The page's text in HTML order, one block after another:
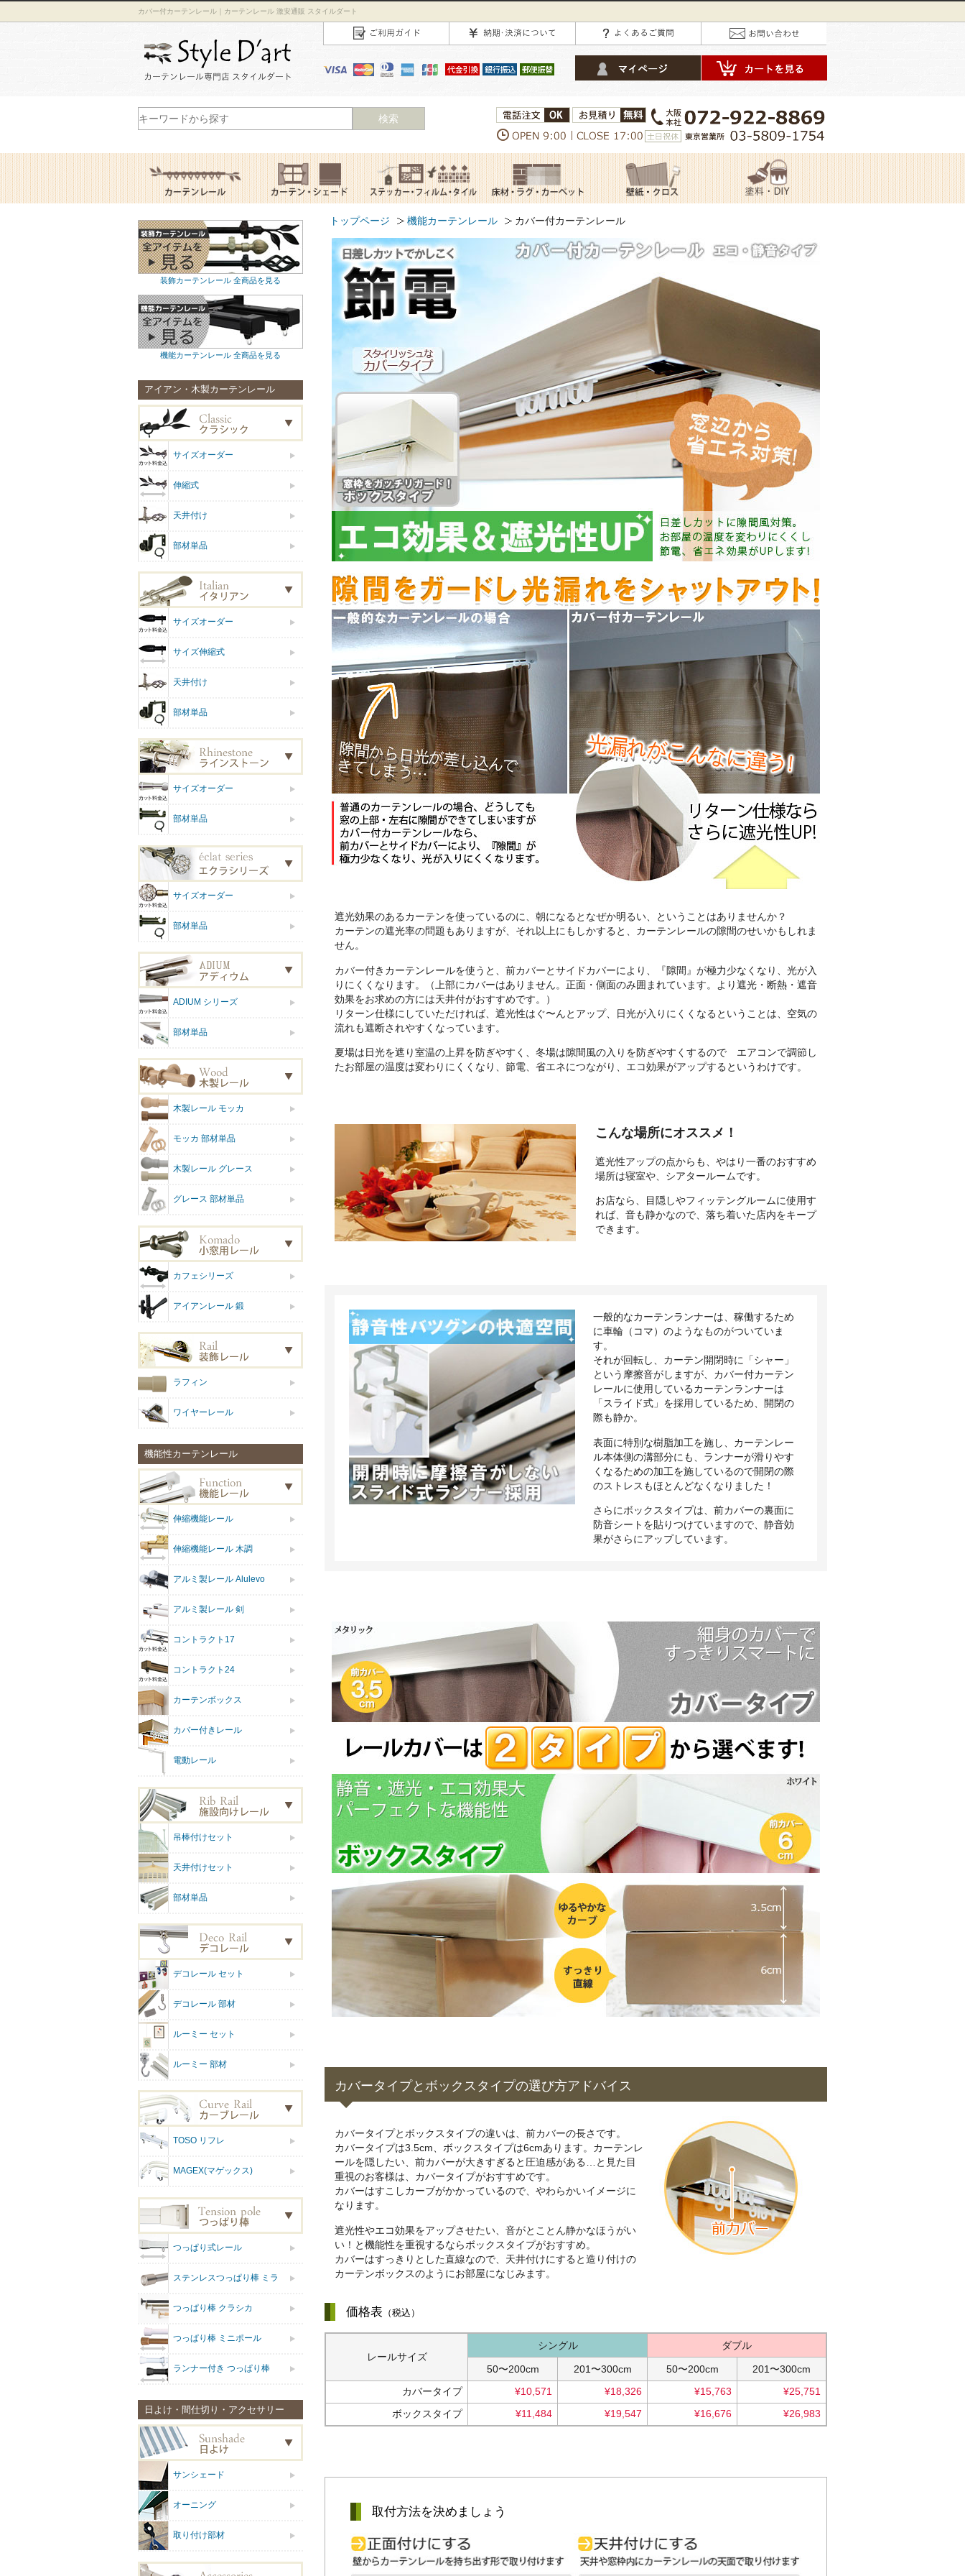
カバー付カーテンレール｜カーテンレール 激安通販 スタイルダート
検索
トップページ 機能カーテンレール カバー付カーテンレール
遮光効果のあるカーテンを使っているのに、朝になるとなぜか明るい、ということはありませんか？
カーテンの遮光率の問題もありますが、それ以上にもしかすると、カーテンレールの隙間のせいかもしれま
せん。
カバー付きカーテンレールを使うと、前カバーとサイドカバーにより、『隙間』が極力少なくなり、光が入
りにくくなります。（上部にカバーはありません。正面・側面のみ囲まれています。より遮光・断熱・遮音
効果をお求めの方には天井付がおすすめです。）
リターン仕様にしていただければ、遮光性はぐ〜んとアップ、日光が入りにくくなるということは、空気の
流れも遮断されやすくなっています。
夏場は日光を遮り室温の上昇を防ぎやすく、冬場は隙間風の入りを防ぎやすくするので エアコンで調節し
たお部屋の温度は変わりにくくなり、節電、省エネにつながり、エコ効果がアップするというわけです。
こんな場所にオススメ！
遮光性アップの点からも、やはり一番のおすすめ
場所は寝室や、シアタールームです。
お店なら、目隠しやフィッテングルームに使用す
れば、音も静かなので、落ち着いた店内をキープ
できます。
一般的なカーテンランナーは、稼働するため
に車輪（コマ）のようなものがついていま
す。
それが回転し、カーテン開閉時に「シャー」
という摩擦音がしますが、カバー付カーテン
レールに使用しているカーテンランナーは
「スライド式」を採用しているため、開閉の
際も静か。
表面に特別な樹脂加工を施し、カーテンレー
ル本体側の溝部分にも、ランナーが滑りやす
くなるための加工を施しているので開閉の際
のストレスもほとんどなくなりました！
さらにボックスタイプは、前カバーの裏面に
防音シートを貼りつけていますので、静音効
果がさらにアップしています。
カバータイプとボックスタイプの選び方アドバイス
カバータイプとボックスタイプの違いは、前カバーの長さです。
カバータイプは3.5cm、ボックスタイプは6cmあります。カーテンレ
ールを隠したい、前カバーが大きすぎると圧迫感がある…と見た目
重視のお客様は、カバータイプがおすすめです。
カバーはすこしカーブがかかっているので、やわらかいイメージに
なります。
遮光性やエコ効果をアップさせたい、音がとことん静かなほうがい
い！と機能性を重視するならボックスタイプがおすすめ。
カバーはすっきりとした直線なので、天井付けにすると造り付けの
カーテンボックスのようにお部屋になじみます。
価格表 （税込）
レールサイズ
シングル ダブル
50〜200cm 201〜300cm 50〜200cm 201〜300cm
カバータイプ ¥10,571 ¥18,326 ¥15,763 ¥25,751
ボックスタイプ ¥11,484 ¥19,547 ¥16,676 ¥26,983
取付方法を決めましょう
装飾カーテンレール 全商品を見る
機能カーテンレール 全商品を見る
アイアン・木製カーテンレール
サイズオーダー
伸縮式
天井付け
部材単品
サイズオーダー
サイズ伸縮式
天井付け
部材単品
サイズオーダー
部材単品
サイズオーダー
部材単品
ADIUM シリーズ
部材単品
木製レール モッカ
モッカ 部材単品
木製レール グレース
グレース 部材単品
カフェシリーズ
アイアンレール 鍛
ラフィン
ワイヤーレール
機能性カーテンレール
伸縮機能レール
伸縮機能レール 木調
アルミ製レール Alulevo
アルミ製レール 剣
コントラクト17
コントラクト24
カーテンボックス
カバー付きレール
電動レール
吊棒付けセット
天井付けセット
部材単品
デコレール セット
デコレール 部材
ルーミー セット
ルーミー 部材
TOSO リフレ
MAGEX(マゲックス)
つっぱり式レール
ステンレスつっぱり棒 ミラ
つっぱり棒 クラシカ
つっぱり棒 ミニポール
ランナー付き つっぱり棒
日よけ・間仕切り・アクセサリー
サンシェード
オーニング
取り付け部材